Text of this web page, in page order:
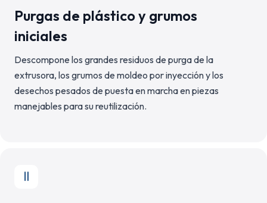
Purgas de plástico y grumos
iniciales
Descompone los grandes residuos de purga de la
extrusora, los grumos de moldeo por inyección y los
desechos pesados de puesta en marcha en piezas
manejables para su reutilización.